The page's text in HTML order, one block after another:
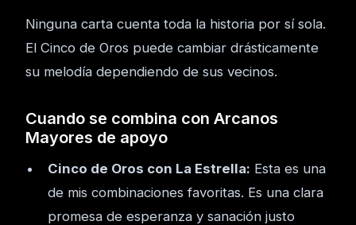
Ninguna carta cuenta toda la historia por sí sola.
El Cinco de Oros puede cambiar drásticamente
su melodía dependiendo de sus vecinos.
Cuando se combina con Arcanos
Mayores de apoyo
Cinco de Oros con La Estrella: Esta es una
de mis combinaciones favoritas. Es una clara
promesa de esperanza y sanación justo